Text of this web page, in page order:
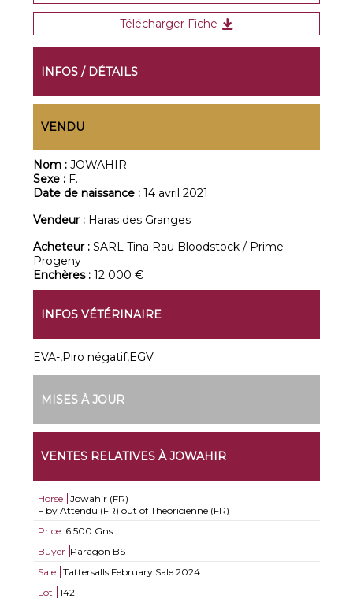
Télécharger Fiche
INFOS / DÉTAILS
VENDU
Nom :JOWAHIR
Sexe : F.
Date de naissance :14 avril 2021
Vendeur : Haras des Granges
Acheteur :SARL Tina Rau Bloodstock / Prime
Progeny
Enchères :12 000 €
INFOS VÉTÉRINAIRE
EVA-,Piro négatif,EGV
MISES À JOUR
VENTES RELATIVES À JOWAHIR
Horse
Jowahir (FR)
F by Attendu (FR) out of Theoricienne (FR)
Price 6.500 Gns
Buyer Paragon BS
Sale
Tattersalls February Sale 2024
Lot
142